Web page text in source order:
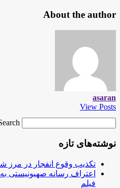
About the author
asaran
View Posts
…
نوشته‌های تازه
تکذیب وقوع انفجار در مرز
اعتراف رسانه صهیونیستی
فیلم